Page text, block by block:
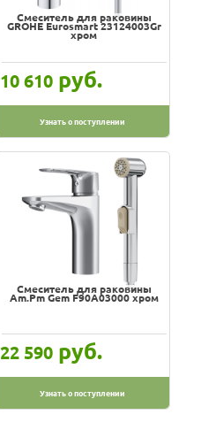
Смеситель для раковины
GROHE Eurosmart 23124003Gr
хром
10 610 руб.
Узнать о поступлении
Смеситель для раковины
Am.Pm Gem F90A03000 хром
22 590 руб.
Узнать о поступлении